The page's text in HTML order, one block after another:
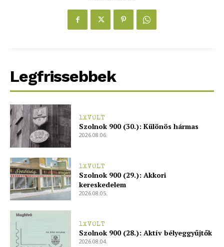
Legfrissebbek
1XVOLT
Szolnok 900 (30.): Különös hármas
2026.08.06.
1XVOLT
Szolnok 900 (29.): Akkori
kereskedelem
2026.08.05.
1XVOLT
Szolnok 900 (28.): Aktív bélyeggyűjtők
2026.08.04.